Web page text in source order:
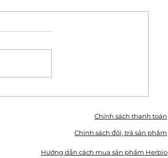
TRÀ CUNG ĐÌNH, CÀ PHÊ
Chính sách thanh toán
Chính sách đổi, trả sản phẩm
Hướng dẫn cách mua sản phẩm Herbio